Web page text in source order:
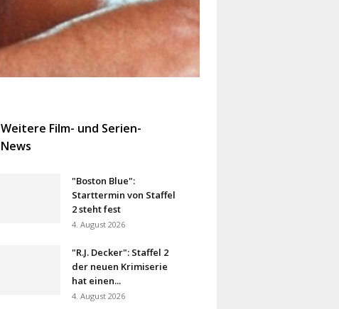
Weitere Film- und Serien-
News
"Boston Blue":
Starttermin von Staffel
2 steht fest
4. August 2026
"R.J. Decker": Staffel 2
der neuen Krimiserie
hat einen...
4. August 2026